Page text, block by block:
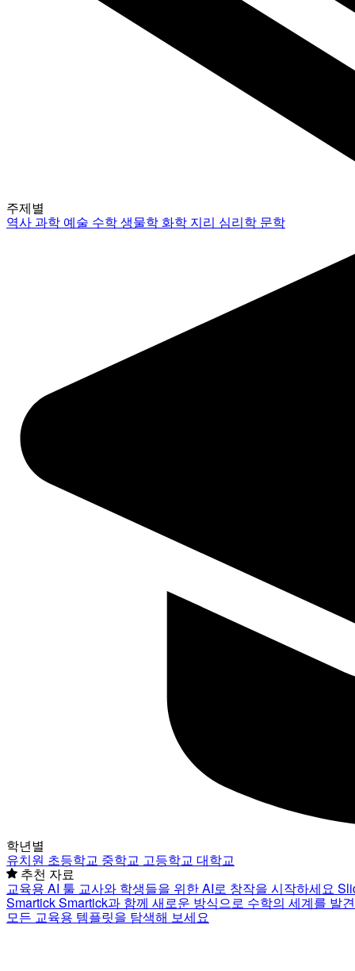
주제별
역사과학 예술 수학생물학 화학 지리 심리학 문학
학년별
유치원 초등학교 중학교 고등학교 대학교
추천 자료
교육용 AI 툴 교사와 학생들을 위한 AI로 창작을 시작하세요
SmartickSmartick과 함께 새로운 방식으로 수학의 세계를 발
모든 교육용 템플릿을 탐색해 보세요